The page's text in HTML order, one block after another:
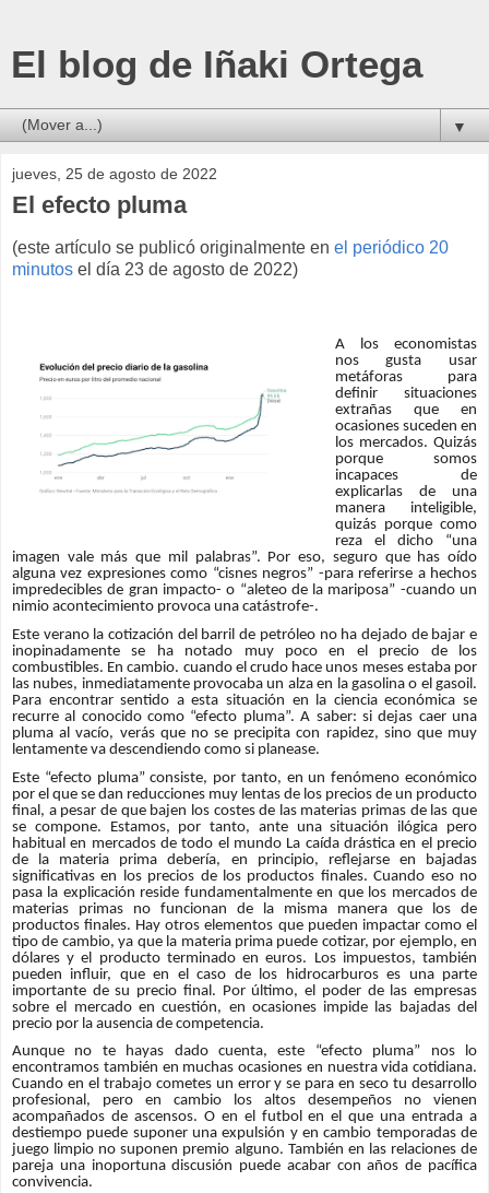
El blog de Iñaki Ortega
▼
jueves, 25 de agosto de 2022
El efecto pluma
(este artículo se publicó originalmente en el periódico 20
minutos el día 23 de agosto de 2022)
A los economistas
nos gusta usar
metáforas para
definir situaciones
extrañas que en
ocasiones suceden en
los mercados. Quizás
porque somos
incapaces de
explicarlas de una
manera inteligible,
quizás porque como
reza el dicho “una
imagen vale más que mil palabras”. Por eso, seguro que has oído
alguna vez expresiones como “cisnes negros” -para referirse a hechos
impredecibles de gran impacto- o “aleteo de la mariposa” -cuando un
nimio acontecimiento provoca una catástrofe-.
Este verano la cotización del barril de petróleo no ha dejado de bajar e
inopinadamente se ha notado muy poco en el precio de los
combustibles. En cambio. cuando el crudo hace unos meses estaba por
las nubes, inmediatamente provocaba un alza en la gasolina o el gasoil.
Para encontrar sentido a esta situación en la ciencia económica se
recurre al conocido como “efecto pluma”. A saber: si dejas caer una
pluma al vacío, verás que no se precipita con rapidez, sino que muy
lentamente va descendiendo como si planease.
Este “efecto pluma” consiste, por tanto, en un fenómeno económico
por el que se dan reducciones muy lentas de los precios de un producto
final, a pesar de que bajen los costes de las materias primas de las que
se compone. Estamos, por tanto, ante una situación ilógica pero
habitual en mercados de todo el mundo La caída drástica en el precio
de la materia prima debería, en principio, reflejarse en bajadas
significativas en los precios de los productos finales. Cuando eso no
pasa la explicación reside fundamentalmente en que los mercados de
materias primas no funcionan de la misma manera que los de
productos finales. Hay otros elementos que pueden impactar como el
tipo de cambio, ya que la materia prima puede cotizar, por ejemplo, en
dólares y el producto terminado en euros. Los impuestos, también
pueden influir, que en el caso de los hidrocarburos es una parte
importante de su precio final. Por último, el poder de las empresas
sobre el mercado en cuestión, en ocasiones impide las bajadas del
precio por la ausencia de competencia.
Aunque no te hayas dado cuenta, este “efecto pluma” nos lo
encontramos también en muchas ocasiones en nuestra vida cotidiana.
Cuando en el trabajo cometes un error y se para en seco tu desarrollo
profesional, pero en cambio los altos desempeños no vienen
acompañados de ascensos. O en el futbol en el que una entrada a
destiempo puede suponer una expulsión y en cambio temporadas de
juego limpio no suponen premio alguno. También en las relaciones de
pareja una inoportuna discusión puede acabar con años de pacífica
convivencia.